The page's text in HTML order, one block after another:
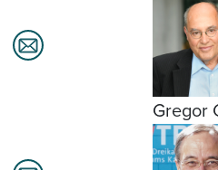
Gregor